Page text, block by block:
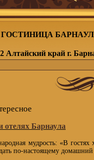
ГОСТИНИЦА
Алтайский край г.
Барнаула
мудрость: «В
по-настоящему